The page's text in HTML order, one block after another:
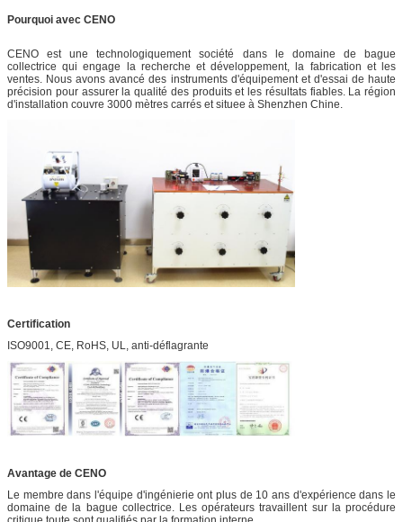
Pourquoi avec CENO
CENO est une technologiquement société dans le domaine de bague
collectrice qui engage la recherche et développement, la fabrication et les
ventes. Nous avons avancé des instruments d'équipement et d'essai de haute
précision pour assurer la qualité des produits et les résultats fiables. La région
d'installation couvre 3000 mètres carrés et situee à Shenzhen Chine.
Certification
ISO9001, CE, RoHS, UL, anti-déflagrante
Avantage de CENO
Le membre dans l'équipe d'ingénierie ont plus de 10 ans d'expérience dans le
domaine de la bague collectrice. Les opérateurs travaillent sur la procédure